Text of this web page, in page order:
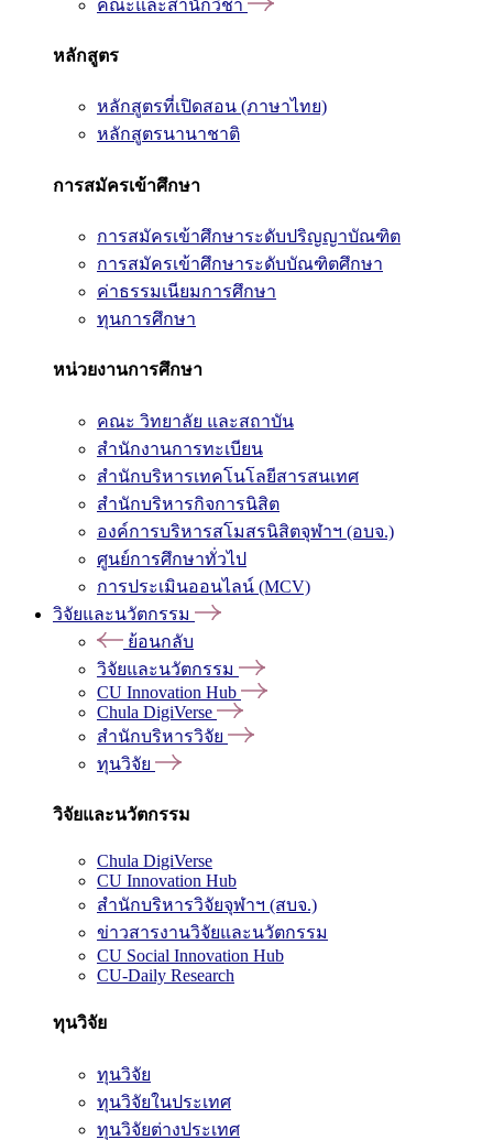
คณะและสำนักวิชา
หลักสูตร
หลักสูตรที่เปิดสอน (ภาษาไทย)
หลักสูตรนานาชาติ
การสมัครเข้าศึกษา
การสมัครเข้าศึกษาระดับปริญญาบัณฑิต
การสมัครเข้าศึกษาระดับบัณฑิตศึกษา
ค่าธรรมเนียมการศึกษา
ทุนการศึกษา
หน่วยงานการศึกษา
คณะ วิทยาลัย และสถาบัน
สำนักงานการทะเบียน
สำนักบริหารเทคโนโลยีสารสนเทศ
สำนักบริหารกิจการนิสิต
องค์การบริหารสโมสรนิสิตจุฬาฯ (อบจ.)
ศูนย์การศึกษาทั่วไป
การประเมินออนไลน์ (MCV)
วิจัยและนวัตกรรม
ย้อนกลับ
วิจัยและนวัตกรรม
CU Innovation Hub
Chula DigiVerse
สำนักบริหารวิจัย
ทุนวิจัย
วิจัยและนวัตกรรม
Chula DigiVerse
CU Innovation Hub
สำนักบริหารวิจัยจุฬาฯ (สบจ.)
ข่าวสารงานวิจัยและนวัตกรรม
CU Social Innovation Hub
CU-Daily Research
ทุนวิจัย
ทุนวิจัย
ทุนวิจัยในประเทศ
ทุนวิจัยต่างประเทศ